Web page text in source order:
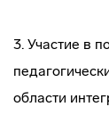
3. Участие в
области